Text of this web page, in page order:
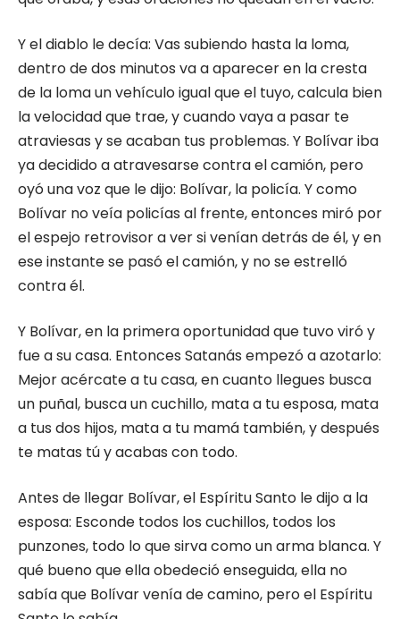
Y el diablo le decía: Vas subiendo hasta la loma,
dentro de dos minutos va a aparecer en la cresta
de la loma un vehículo igual que el tuyo, calcula bien
la velocidad que trae, y cuando vaya a pasar te
atraviesas y se acaban tus problemas. Y Bolívar iba
ya decidido a atravesarse contra el camión, pero
oyó una voz que le dijo: Bolívar, la policía. Y como
Bolívar no veía policías al frente, entonces miró por
el espejo retrovisor a ver si venían detrás de él, y en
ese instante se pasó el camión, y no se estrelló
contra él.
Y Bolívar, en la primera oportunidad que tuvo viró y
fue a su casa. Entonces Satanás empezó a azotarlo:
Mejor acércate a tu casa, en cuanto llegues busca
un puñal, busca un cuchillo, mata a tu esposa, mata
a tus dos hijos, mata a tu mamá también, y después
te matas tú y acabas con todo.
Antes de llegar Bolívar, el Espíritu Santo le dijo a la
esposa: Esconde todos los cuchillos, todos los
punzones, todo lo que sirva como un arma blanca. Y
qué bueno que ella obedeció enseguida, ella no
sabía que Bolívar venía de camino, pero el Espíritu